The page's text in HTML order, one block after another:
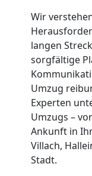
Wir
langen
sorgfältige
Umzug
Experten
Umzugs –
Ankunft in
Villach,
Stadt.